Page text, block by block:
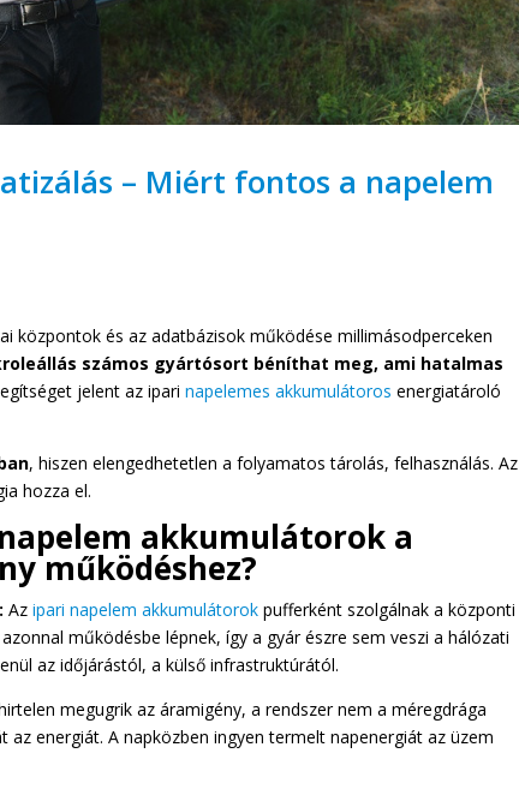
– Miért fontos a napelem
központok és az adatbázisok működése millimásodperceken
számos gyártósort béníthat meg, ami hatalmas
jelent az iparinapelemes akkumulátoros energiatároló
, hiszen elengedhetetlen a folyamatos tárolás, felhasználás. Az
hozza el.
akkumulátorok a
működéshez?
Azipari napelem akkumulátorok pufferként szolgálnak a központi
működésbe lépnek, így a gyár észre sem veszi a hálózati
az időjárástól, a külső infrastruktúrától.
megugrik az áramigény, a rendszer nem a méregdrága
energiát. A napközben ingyen termelt napenergiát az üzem